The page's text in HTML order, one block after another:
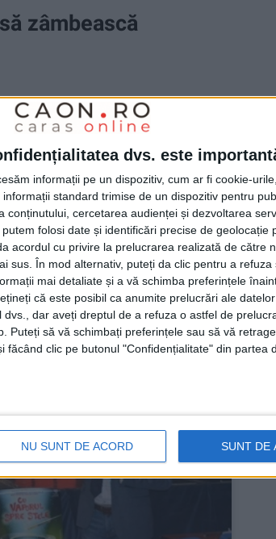
dvs. este
informații pe un dispozitiv, cum ar fi cookie-
standard trimise de un dispozitiv pentru
cercetarea audienței și dezvoltarea
folosi date și identificări precise de geolocație
acordul cu privire la prelucrarea realizată de către
sus. În mod alternativ, puteți da clic pentru a refuza
mai detaliate și a vă schimba preferințele
că este posibil ca anumite prelucrări ale
dar aveți dreptul de a refuza o astfel de
Puteți să vă schimbați preferințele sau să vă
făcând clic pe butonul "Confidențialitate" din partea
NU SUNT DE ACORD SUNT DE
zâmbească
de Cultură și Artă Caraș-
”Achim Nica”!